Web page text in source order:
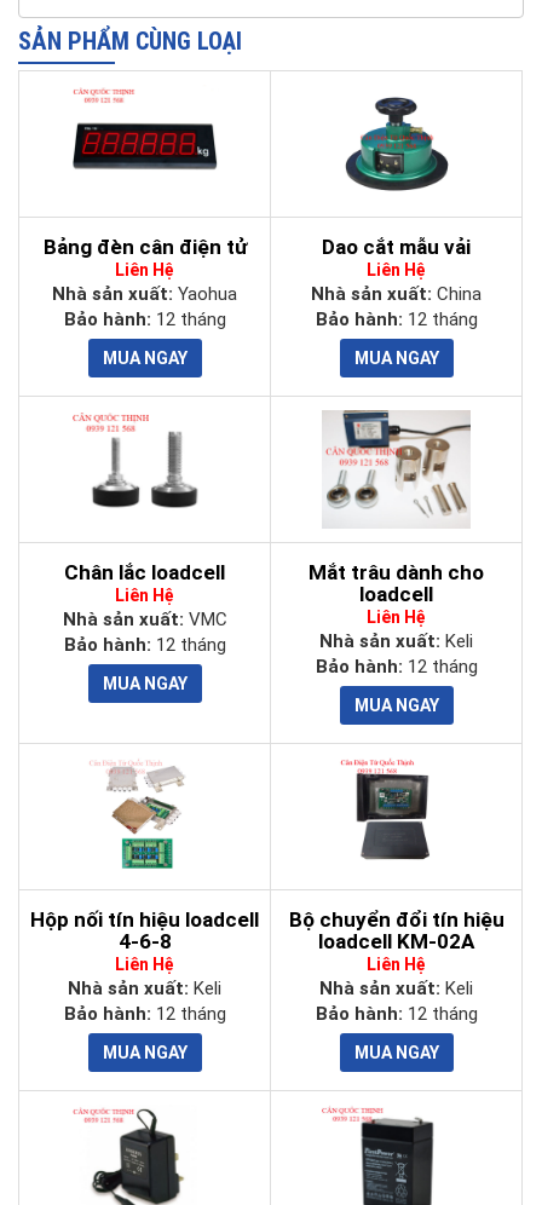
SẢN PHẨM CÙNG LOẠI
Bảng đèn cân điện tử
Liên Hệ
Nhà sản xuất: Yaohua
Bảo hành: 12 tháng
Dao cắt mẫu vải
Liên Hệ
Nhà sản xuất: China
Bảo hành: 12 tháng
Chân lắc loadcell
Liên Hệ
Nhà sản xuất: VMC
Bảo hành: 12 tháng
Mắt trâu dành cho
loadcell
Liên Hệ
Nhà sản xuất: Keli
Bảo hành: 12 tháng
Hộp nối tín hiệu loadcell
4-6-8
Liên Hệ
Nhà sản xuất: Keli
Bảo hành: 12 tháng
Bộ chuyển đổi tín hiệu
loadcell KM-02A
Liên Hệ
Nhà sản xuất: Keli
Bảo hành: 12 tháng